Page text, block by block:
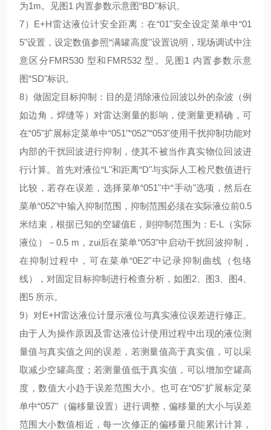
为1m。见图1 内置参数示意图“BD"标识。
7）E+H雷达液位计安全距离：在“01"安全设定菜单中“01
5"设置，设定数值参照“满罐高度"设置说明，现场调试中注
意区分FMR530 型和FMR532 型。见图1 内置参数示意
图“SD"标识。
8）做固定目标抑制：目的是消除液位回波以外的杂波（例
如边角，焊缝等）对雷达测量的影响，使测量更精确，可
在“05"扩展标定菜单中“051"“052"“053"使用干扰抑制功能对
内部的干扰回波进行抑制，使其不被当作真实物位回波进
行计算。首先对液位“L"和距离“D"与实际人工检尺数值进行
比较，若存在误差，选择菜单“051"中“手动"选项，然后在
菜单“052"中输入抑制范围，抑制范围必须在实际液位前0.5
米结束，根据已知的空罐值E，则抑制范围为：E-L（实际
液位）－0.5 m，zui后在菜单“053"中启动干扰回波抑制，
在抑制过程中，可在菜单“0E2"中记录抑制曲线（包络
线），对固定目标抑制进行检查分析，如图2、图3、图4、
图5 所示。
9）对E+H雷达液位计显示液位与真实液位误差进行修正。
由于人为操作原因及雷达液位计使用过程中出现的液位测
量值与真实值之间的误差，若测量值高于真实值，可以采
取减少空罐高度；若测量值低于真实值，可以增加空罐高
度，数值大小趋于误差范围大小。也可在“05"扩展标定菜
单中“057"（偏移量设置）进行调整，偏移量的大小与误差
范围大小数值相近，每一次修正的偏移量只能累计计算，